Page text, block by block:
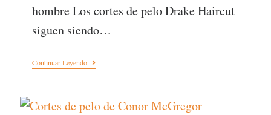
hombre Los cortes de pelo Drake Haircut
siguen siendo…
Continuar Leyendo